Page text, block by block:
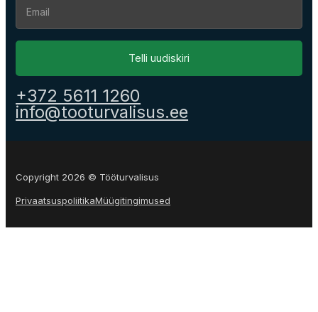
Telli uudiskiri
+372 5611 1260
info@tooturvalisus.ee
Copyright 2026 © Tööturvalisus
PrivaatsuspoliitikaMüügitingimused